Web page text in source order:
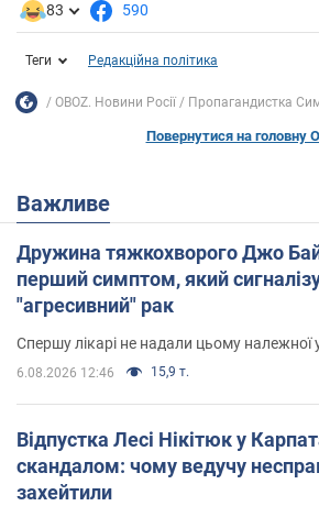
83 590
Теги Редакційна політика
OBOZ. Новини Росії Пропагандистка
Повернутися на головну
Важливе
Дружина тяжкохворого Джо
перший симптом, який
"агресивний" рак
Спершу лікарі не надали цьому належної
6.08.2026 12:46 15,9 т.
Відпустка Лесі Нікітюк у
скандалом: чому ведучу
захейтили